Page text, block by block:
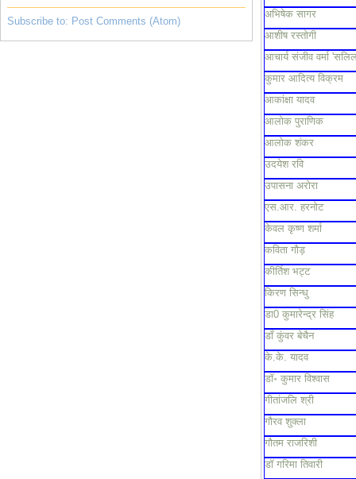
Subscribe to: Post Comments (Atom)
अभिषेक सागर
आशीष रस्तोगी
आचार्य संजीव वर्मा
कुमार आदित्य विक्रम
आकांक्षा यादव
आलोक पुराणिक
आलोक शंकर
उदयेश रवि
उपासना अरोरा
एस.आर. हरनोट
केवल कृष्ण शर्मा
कविता गौड़
कीर्तिश भट्ट
किरण सिन्धु
डा0 कुमारेन्द्र सिंह
डाँ कुंवर बेचैन
के.के. यादव
डॉ॰ कुमार विश्वास
गीतांजलि श्री
गौरव शुक्ला
गौतम राजरिशी
डॉ गरिमा तिवारी